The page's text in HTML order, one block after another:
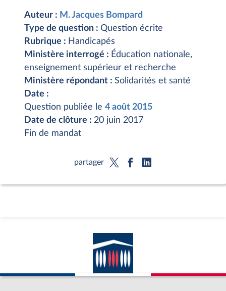
Auteur : M. Jacques Bompard
Type de question : Question écrite
Rubrique : Handicapés
Ministère interrogé : Éducation nationale,
enseignement supérieur et recherche
Ministère répondant : Solidarités et santé
Date :
Question publiée le 4 août 2015
Date de clôture : 20 juin 2017
Fin de mandat
partager